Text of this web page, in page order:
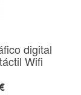
digital
Wifi